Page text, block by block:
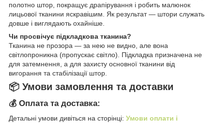
полотно штор, покращує драпірування і робить малюнок
лицьової тканини яскравішим. Як результат — штори служать
довше і виглядають охайніше.
Чи просвічує підкладкова тканина?
Тканина не прозора — за нею не видно, але вона
світлопроникна (пропускає світло). Підкладка призначена не
для затемнення, а для захисту основної тканини від
вигорання та стабілізації штор.
📦 Умови замовлення та доставки
💰 Оплата та доставка:
Детальні умови дивіться на сторінці: Умови оплати і